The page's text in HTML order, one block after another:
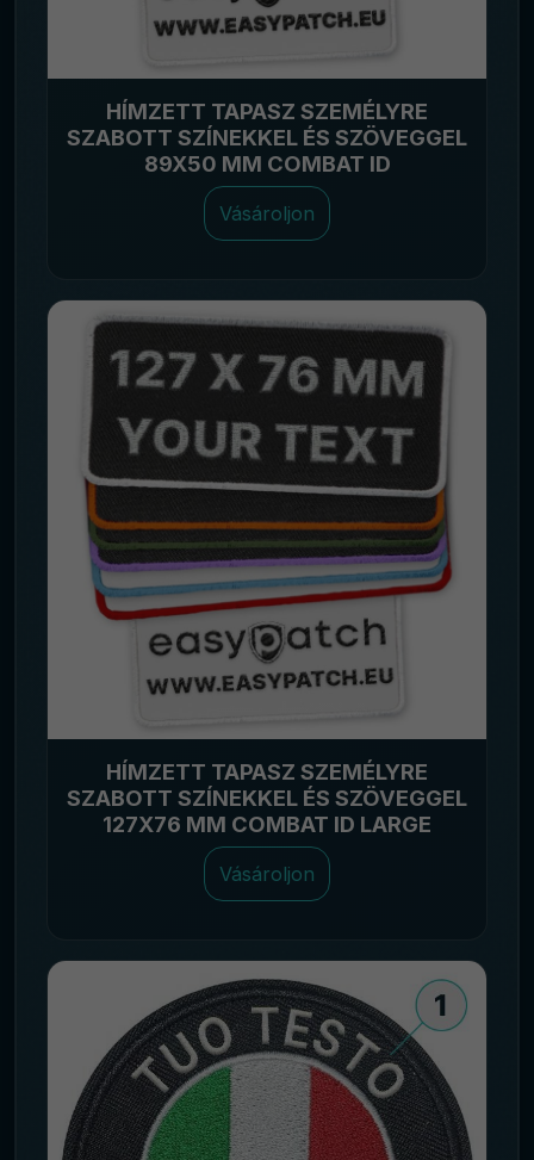
HÍMZETT TAPASZ SZEMÉLYRE
SZABOTT SZÍNEKKEL ÉS SZÖVEGGEL
89X50 MM COMBAT ID
Vásároljon
HÍMZETT TAPASZ SZEMÉLYRE
SZABOTT SZÍNEKKEL ÉS SZÖVEGGEL
127X76 MM COMBAT ID LARGE
Vásároljon